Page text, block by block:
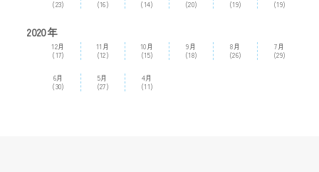
(23)
(16)
(14)
(20)
(19)
(19)
2020年
12月
(17)
11月
(12)
10月
(15)
9月
(18)
8月
(26)
7月
(29)
6月
(30)
5月
(27)
4月
(11)